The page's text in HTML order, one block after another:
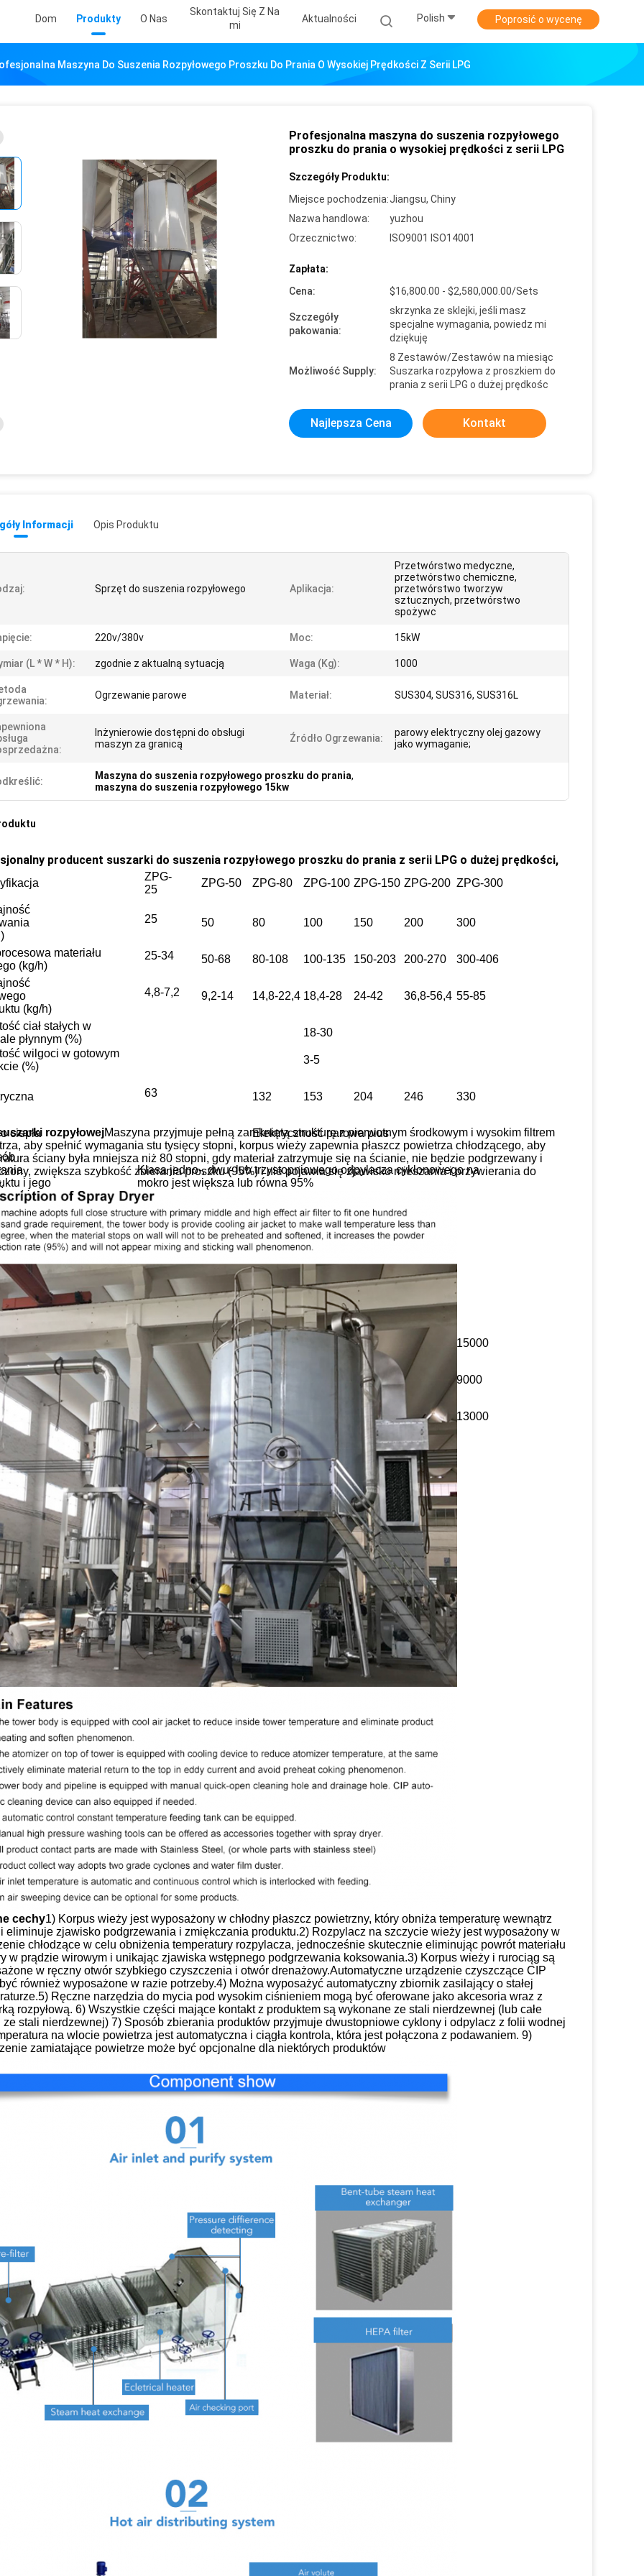
Dom Produkty O Nas
Skontaktuj Się Z Na
Mi
Aktualności Polish Poprosić o wycenę
Maszyna Do Suszenia Rozpyłowego Proszku Do Prania O Wysokiej Prędkości Z Serii LPG
Profesjonalna maszyna do suszenia rozpyłowego
proszku do prania o wysokiej prędkości z serii LPG
Szczegóły Produktu:
Miejsce pochodzenia:Jiangsu, Chiny
Nazwa handlowa:
yuzhou
Orzecznictwo:
ISO9001 ISO14001
Zapłata:
Cena:
$16,800.00 - $2,580,000.00/Sets
Szczegóły
pakowania:
skrzynka ze sklejki, jeśli masz
specjalne wymagania, powiedz mi
dziękuję
Możliwość Supply:
8 Zestawów/Zestawów na miesiąc
Suszarka rozpyłowa z proszkiem do
prania z serii LPG o dużej prędkośc
Najlepsza Cena Kontakt
Informacji Opis Produktu
Sprzęt do suszenia rozpyłowego Aplikacja:
Przetwórstwo medyczne,
przetwórstwo chemiczne,
przetwórstwo tworzyw
sztucznych, przetwórstwo
spożywc
220v/380v Moc: 15kW
(L * W * H): zgodnie z aktualną sytuacją Waga (kg): 1000
Ogrzewanie parowe Materiał: SUS304, SUS316, SUS316L
Inżynierowie dostępni do obsługi
maszyn za granicą
Źródło Ogrzewania:
parowy elektryczny olej gazowy
jako wymaganie;
Maszyna do suszenia rozpyłowego proszku do prania,
maszyna do suszenia rozpyłowego 15kw
producent suszarki do suszenia rozpyłowego proszku do prania z serii LPG o dużej prędkości,
ZPG-
25
ZPG-50 ZPG-80 ZPG-100 ZPG-150 ZPG-200 ZPG-300
25 50 80 100 150 200 300
materiału
(kg/h)
25-34 50-68 80-108 100-135 150-203 200-270
300-406
(kg/h)
4,8-7,2 9,2-14 14,8-22,4 18,4-28 24-42 36,8-56,4 55-85
ciał stałych w
płynnym (%)
18-30
wilgoci w gotowym
(%)
3-5
63 132 153 204 246 330
ciepła
Elektryczność parowa pius
i jego
Klasa jedno-, dwu- lub trzystopniowego odpylacza cyklonowego na
mokro jest większa lub równa 95%
mierniki i
kontrolne,
wskaźnik temperatury powietrza nie i powietrza wywiewanego
(℃)
160-220
(℃)
80-100
L 8000 9800 12200 14100
15000
W 4000 5700 7000 7800 9000
H 6200 6900 8000 10750 11900 13000
rozpyłowejMaszyna przyjmuje pełną zamkniętą strukturę z pierwotnym środkowym i wysokim filtrem
aby spełnić wymagania stu tysięcy stopni, korpus wieży zapewnia płaszcz powietrza chłodzącego, aby
ściany była mniejsza niż 80 stopni, gdy materiał zatrzymuje się na ścianie, nie będzie podgrzewany i
zwiększa szybkość zbierania proszku (95%) i nie pojawia się zjawisko mieszania i przywierania do
cechy1) Korpus wieży jest wyposażony w chłodny płaszcz powietrzny, który obniża temperaturę wewnątrz
eliminuje zjawisko podgrzewania i zmiękczania produktu.2) Rozpylacz na szczycie wieży jest wyposażony w
chłodzące w celu obniżenia temperatury rozpylacza, jednocześnie skutecznie eliminując powrót materiału
w prądzie wirowym i unikając zjawiska wstępnego podgrzewania koksowania.3) Korpus wieży i rurociąg są
w ręczny otwór szybkiego czyszczenia i otwór drenażowy.Automatyczne urządzenie czyszczące CIP
również wyposażone w razie potrzeby.4) Można wyposażyć automatyczny zbiornik zasilający o stałej
Ręczne narzędzia do mycia pod wysokim ciśnieniem mogą być oferowane jako akcesoria wraz z
rozpyłową. 6) Wszystkie części mające kontakt z produktem są wykonane ze stali nierdzewnej (lub całe
ze stali nierdzewnej) 7) Sposób zbierania produktów przyjmuje dwustopniowe cyklony i odpylacz z folii wodnej
na wlocie powietrza jest automatyczna i ciągła kontrola, która jest połączona z podawaniem. 9)
zamiatające powietrze może być opcjonalne dla niektórych produktów